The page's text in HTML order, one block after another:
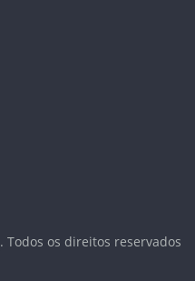
. Todos os direitos reservados